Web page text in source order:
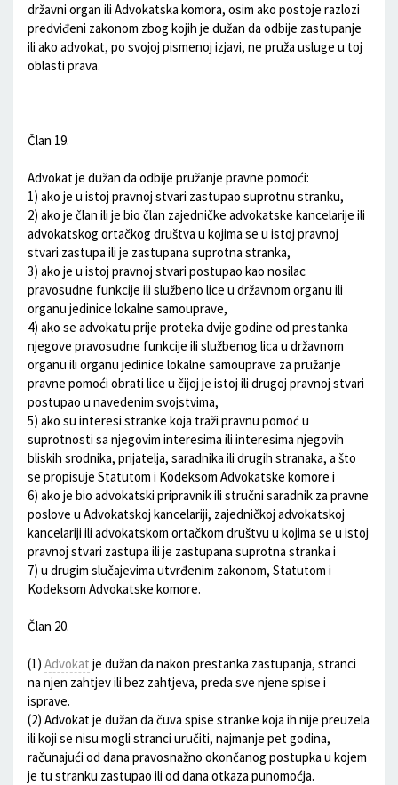
državni organ ili Advokatska komora, osim ako postoje razlozi
predviđeni zakonom zbog kojih je dužan da odbije zastupanje
ili ako advokat, po svojoj pismenoj izjavi, ne pruža usluge u toj
oblasti prava.
Član 19.
Advokat je dužan da odbije pružanje pravne pomoći:
1) ako je u istoj pravnoj stvari zastupao suprotnu stranku,
2) ako je član ili je bio član zajedničke advokatske kancelarije ili
advokatskog ortačkog društva u kojima se u istoj pravnoj
stvari zastupa ili je zastupana suprotna stranka,
3) ako je u istoj pravnoj stvari postupao kao nosilac
pravosudne funkcije ili službeno lice u državnom organu ili
organu jedinice lokalne samouprave,
4) ako se advokatu prije proteka dvije godine od prestanka
njegove pravosudne funkcije ili službenog lica u državnom
organu ili organu jedinice lokalne samouprave za pružanje
pravne pomoći obrati lice u čijoj je istoj ili drugoj pravnoj stvari
postupao u navedenim svojstvima,
5) ako su interesi stranke koja traži pravnu pomoć u
suprotnosti sa njegovim interesima ili interesima njegovih
bliskih srodnika, prijatelja, saradnika ili drugih stranaka, a što
se propisuje Statutom i Kodeksom Advokatske komore i
6) ako je bio advokatski pripravnik ili stručni saradnik za pravne
poslove u Advokatskoj kancelariji, zajedničkoj advokatskoj
kancelariji ili advokatskom ortačkom društvu u kojima se u istoj
pravnoj stvari zastupa ili je zastupana suprotna stranka i
7) u drugim slučajevima utvrđenim zakonom, Statutom i
Kodeksom Advokatske komore.
Član 20.
(1) Advokat je dužan da nakon prestanka zastupanja, stranci
na njen zahtjev ili bez zahtjeva, preda sve njene spise i
isprave.
(2) Advokat je dužan da čuva spise stranke koja ih nije preuzela
ili koji se nisu mogli stranci uručiti, najmanje pet godina,
računajući od dana pravosnažno okončanog postupka u kojem
je tu stranku zastupao ili od dana otkaza punomoćja.